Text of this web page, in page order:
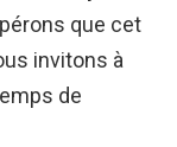
que cet
invitons à
de